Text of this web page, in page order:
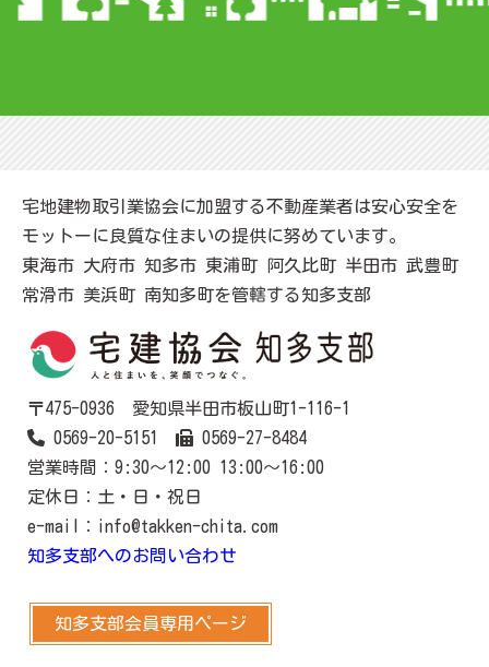
宅地建物取引業協会に加盟する不動産業者は安心安全を
モットーに良質な住まいの提供に努めています。
東海市 大府市 知多市 東浦町 阿久比町 半田市 武豊町
常滑市 美浜町 南知多町を管轄する知多支部
〒475-0936 愛知県半田市板山町1-116-1
0569-20-5151
0569-27-8484
営業時間：9:30～12:00 13:00～16:00
定休日：土・日・祝日
e-mail：info@takken-chita.com
知多支部へのお問い合わせ
知多支部会員専用ページ